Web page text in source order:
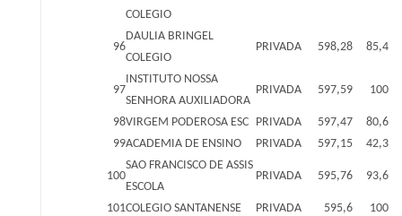
COLEGIO
96
DAULIA BRINGEL
COLEGIO
PRIVADA 598,28 85,4
97
INSTITUTO NOSSA
SENHORA AUXILIADORA
PRIVADA 597,59 100
98VIRGEM PODEROSA ESC PRIVADA 597,47
80,6
99ACADEMIA DE ENSINO PRIVADA 597,15 42,3
100
SAO FRANCISCO DE ASSIS
ESCOLA
PRIVADA 595,76 93,6
101COLEGIO SANTANENSE PRIVADA 595,6
100